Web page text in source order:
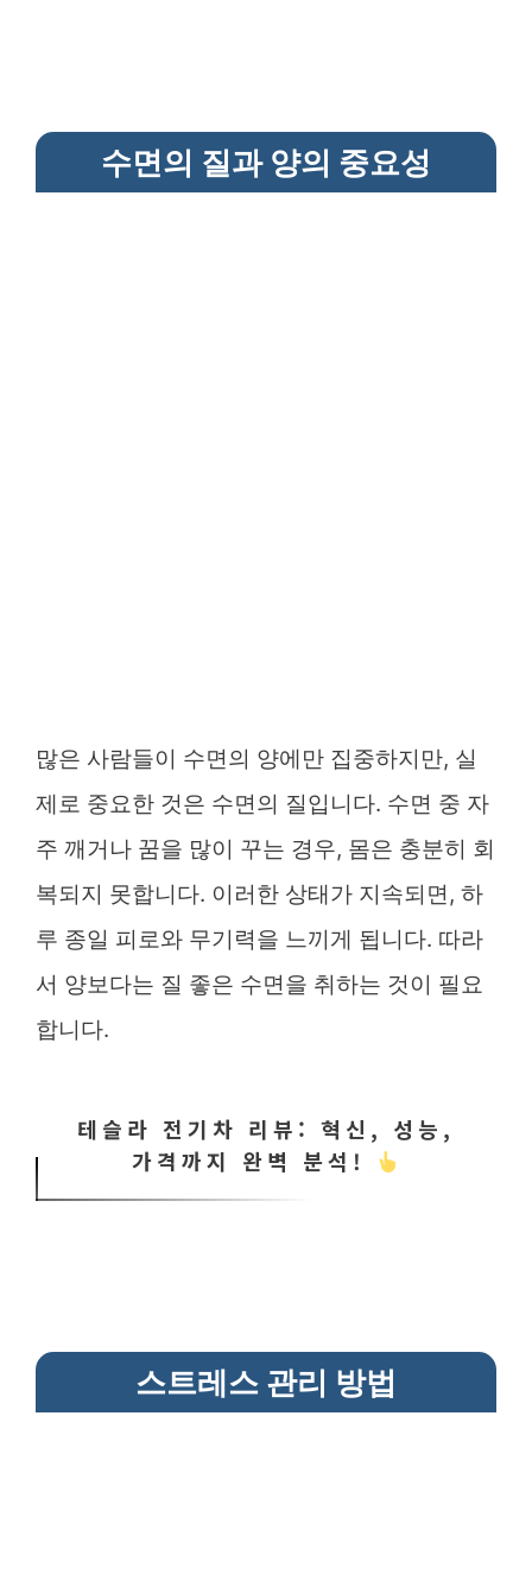
수면의 질과 양의 중요성
많은 사람들이 수면의 양에만 집중하지만, 실
제로 중요한 것은 수면의 질입니다. 수면 중 자
주 깨거나 꿈을 많이 꾸는 경우, 몸은 충분히 회
복되지 못합니다. 이러한 상태가 지속되면, 하
루 종일 피로와 무기력을 느끼게 됩니다. 따라
서 양보다는 질 좋은 수면을 취하는 것이 필요
합니다.
테슬라 전기차 리뷰: 혁신, 성능,
가격까지 완벽 분석!
스트레스 관리 방법